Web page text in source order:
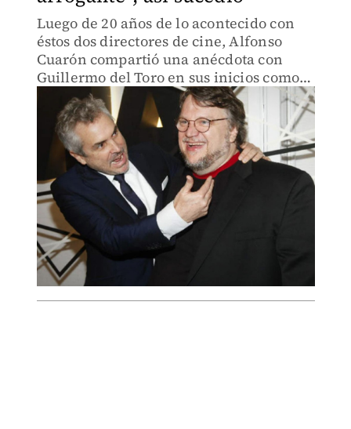
Luego de 20 años de lo acontecido con
éstos dos directores de cine, Alfonso
Cuarón compartió una anécdota con
Guillermo del Toro en sus inicios como
director.